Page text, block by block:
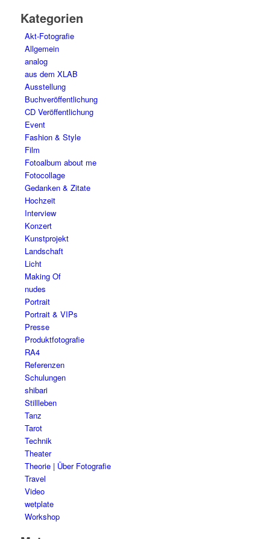
Kategorien
Akt-Fotografie
Allgemein
analog
aus dem XLAB
Ausstellung
Buchveröffentlichung
CD Veröffentlichung
Event
Fashion & Style
Film
Fotoalbum about me
Fotocollage
Gedanken & Zitate
Hochzeit
Interview
Konzert
Kunstprojekt
Landschaft
Licht
Making Of
nudes
Portrait
Portrait & VIPs
Presse
Produktfotografie
RA4
Referenzen
Schulungen
shibari
Stillleben
Tanz
Tarot
Technik
Theater
Theorie | Über Fotografie
Travel
Video
wetplate
Workshop